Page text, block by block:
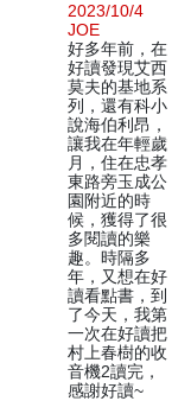
2023/10/4
JOE
好多年前，在
好讀發現艾西
莫夫的基地系
列，還有科小
說海伯利昂，
讓我在年輕歲
月，住在忠孝
東路旁玉成公
園附近的時
候，獲得了很
多閱讀的樂
趣。時隔多
年，又想在好
讀看點書，到
了今天，我第
一次在好讀把
村上春樹的收
音機2讀完，
感謝好讀~